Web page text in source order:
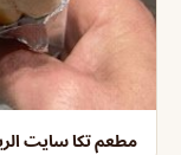
مطعم تكا سايت